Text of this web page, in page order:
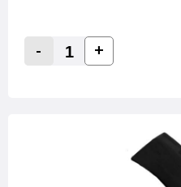
Decrease Quantity:
-
Increase
+